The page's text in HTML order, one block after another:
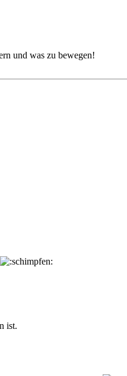
und was zu bewegen!
ist.